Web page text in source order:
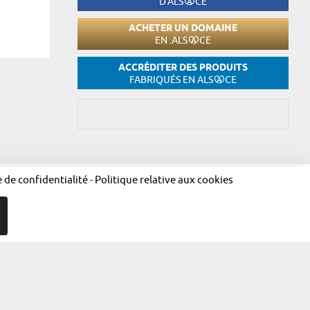
ACHETER UN DOMAINE
EN .ALS CE
ACCRÉDITER DES PRODUITS
FABRIQUÉS EN ALS CE
Politique de confidentialité Politique relative aux cookies
de confidentialité- Politique relative aux cookies